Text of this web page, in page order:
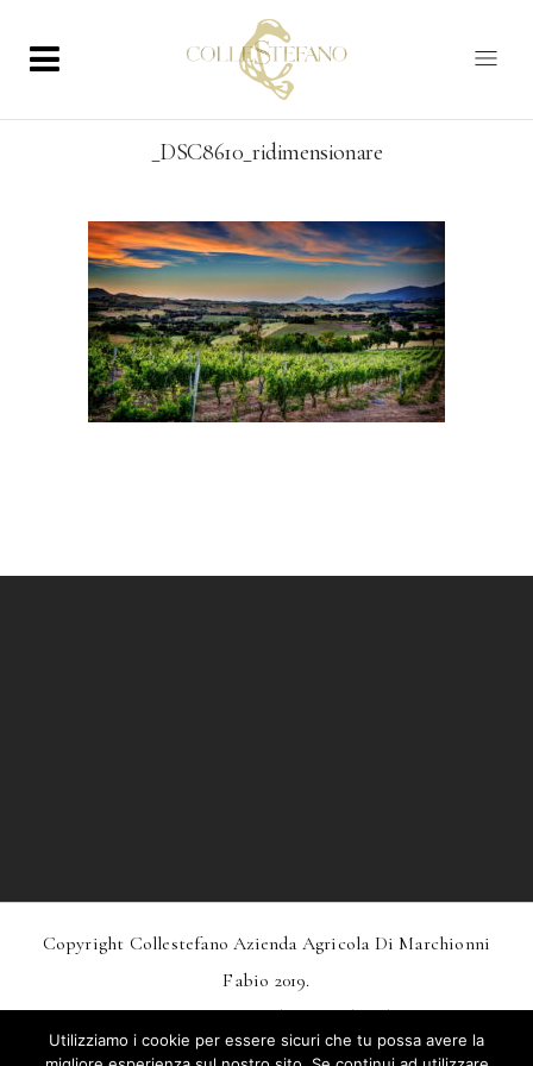
_DSC8610_ridimensionare
Copyright Collestefano Azienda Agricola Di Marchionni
Fabio 2019.
DesignMarkDesignStudio.itAndWebtoo.it
Privacy – Condizioni Generali Di Vendita
Utilizziamo i cookie per essere sicuri che tu possa avere la